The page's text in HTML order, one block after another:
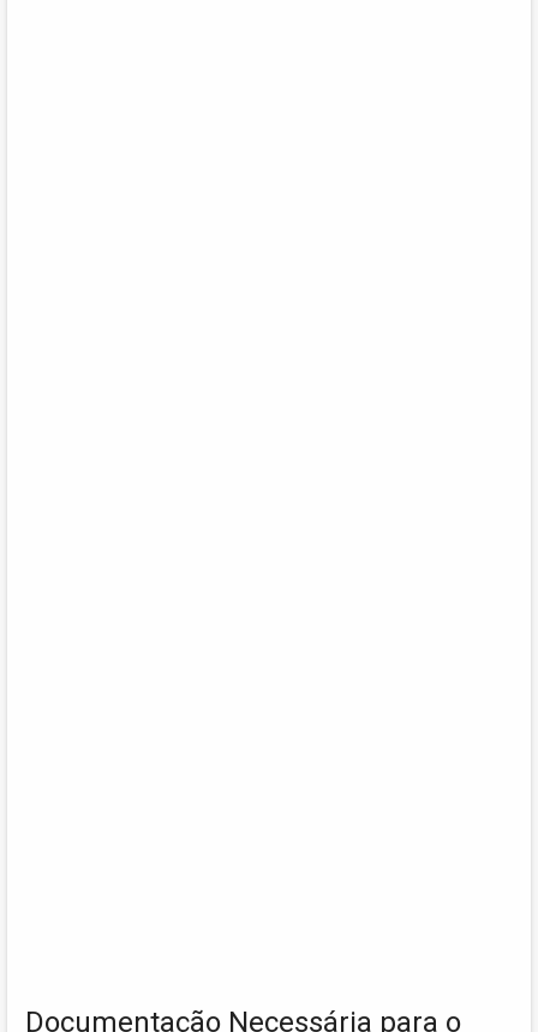
Documentação Necessária para o